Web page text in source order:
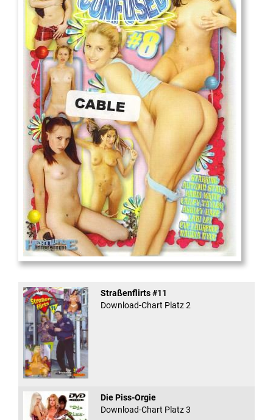
And Confused #8 - ...
Straßenflirts #11
Download-Chart Platz 2
Die Piss-Orgie
Download-Chart Platz 3